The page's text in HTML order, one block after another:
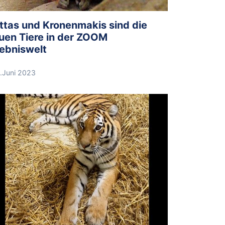
und Kronenmakis sind die
Tiere in der ZOOM
2023